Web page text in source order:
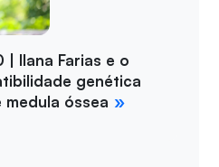
| Ilana Farias e o
genética
óssea